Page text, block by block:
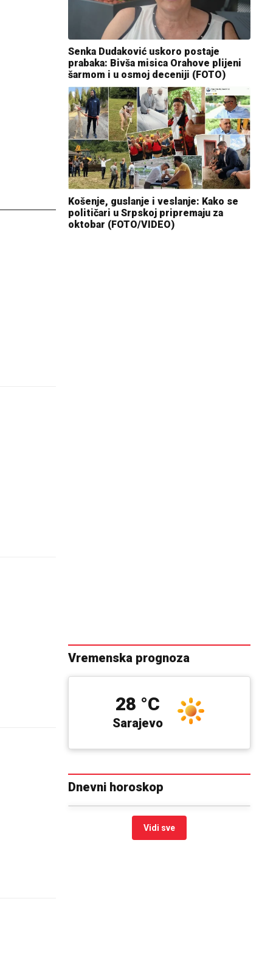
Senka Dudaković uskoro postaje
prabaka: Bivša misica Orahove plijeni
šarmom i u osmoj deceniji (FOTO)
Košenje, guslanje i veslanje: Kako se
političari u Srpskoj pripremaju za
oktobar (FOTO/VIDEO)
Vremenska prognoza
Sarajevo
28 °C
Dnevni horoskop
Vidi sve